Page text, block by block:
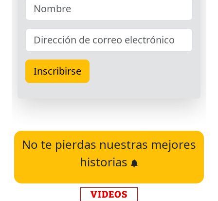
No te pierdas nuestras mejores
historias
VIDEOS